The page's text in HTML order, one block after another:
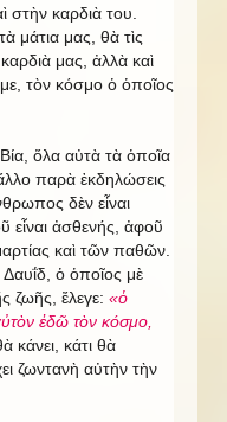
στὴν καρδιὰ του.
μάτια μας, θὰ τὶς
μας, ἀλλὰ καὶ
τὸν κόσμο ὁ ὁποῖος
ὅλα αὐτὰ τὰ ὁποῖα
παρὰ ἐκδηλώσεις
δὲν εἶναι
εἶναι ἀσθενής, ἀφοῦ
καὶ τῶν παθῶν.
Δαυΐδ, ὁ ὁποῖος μὲ
ζωῆς, ἔλεγε: «ὁ
ἐδῶ τὸν κόσμο,
κάνει, κάτι θὰ
ζωντανὴ αὐτὴν τὴν